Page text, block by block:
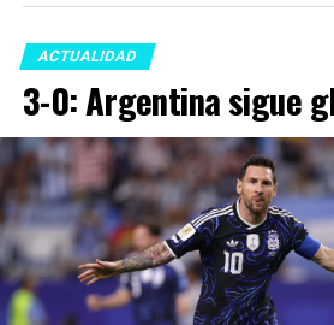
ACTUALIDAD
3-0: Argentina sigue